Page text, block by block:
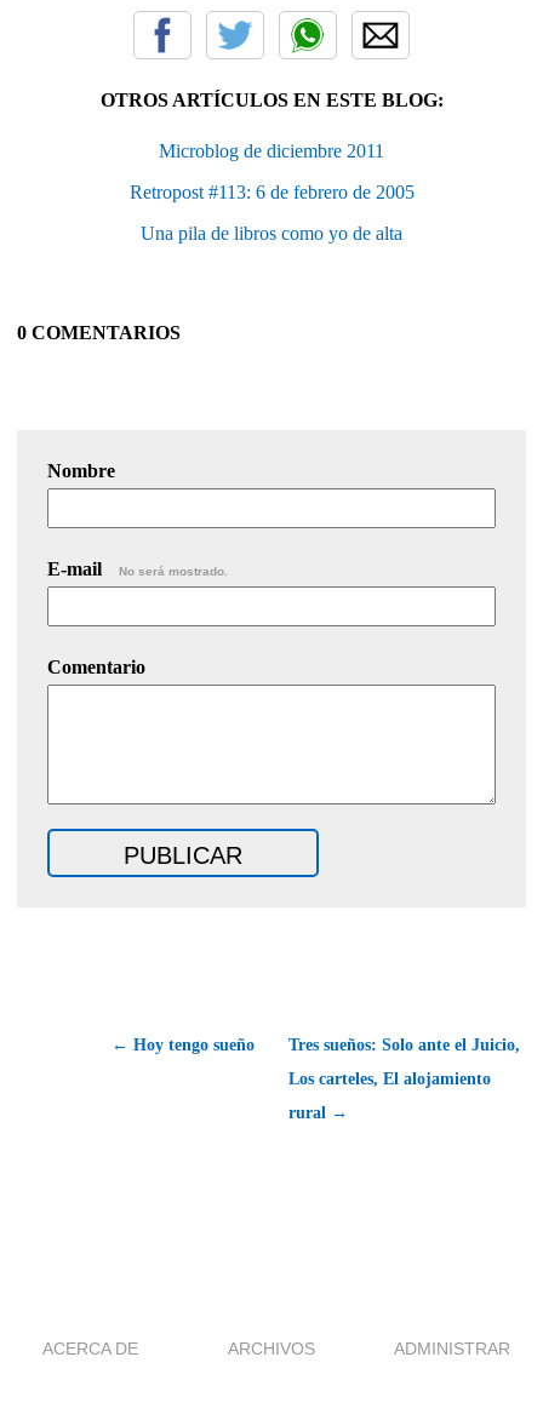
OTROS ARTÍCULOS EN ESTE BLOG:
Microblog de diciembre 2011
Retropost #113: 6 de febrero de 2005
Una pila de libros como yo de alta
0 COMENTARIOS
Nombre
E-mail No será mostrado.
Comentario
← Hoy tengo sueño
Tres sueños: Solo ante el Juicio,
Los carteles, El alojamiento
rural →
ACERCA DE ARCHIVOS ADMINISTRAR